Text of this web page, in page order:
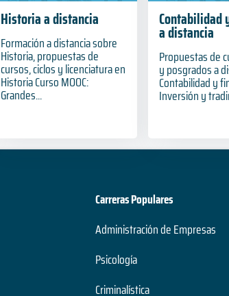
Historia a distancia
Formación a distancia sobre
Historia, propuestas de
cursos, ciclos y licenciatura en
Historia Curso MOOC:
Grandes...
Contabilidad
a distancia
Propuestas de
y posgrados a
Contabilidad y
Inversión y
Carreras Populares
Administración de Empresas
Psicología
Criminalística